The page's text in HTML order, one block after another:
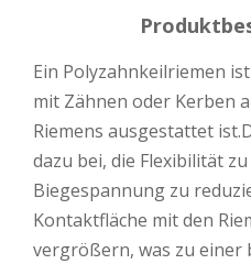
Ein Polyzahnkeilriemen
mit Zähnen oder Kerben
Riemens ausgestattet
dazu bei, die Flexibilität
Biegespannung zu
Kontaktfläche mit den
vergrößern, was zu einer